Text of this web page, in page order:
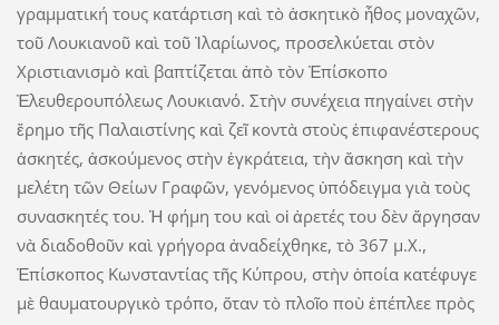
γραμματική τους κατάρτιση καὶ τὸ ἀσκητικὸ ἦθος μοναχῶν,
τοῦ Λουκιανοῦ καὶ τοῦ Ἰλαρίωνος, προσελκύεται στὸν
Χριστιανισμὸ καὶ βαπτίζεται ἀπὸ τὸν Ἐπίσκοπο
Ἐλευθερουπόλεως Λουκιανό. Στὴν συνέχεια πηγαίνει στὴν
ἔρημο τῆς Παλαιστίνης καὶ ζεῖ κοντὰ στοὺς ἐπιφανέστερους
ἀσκητές, ἀσκούμενος στὴν ἐγκράτεια, τὴν ἄσκηση καὶ τὴν
μελέτη τῶν Θείων Γραφῶν, γενόμενος ὑπόδειγμα γιὰ τοὺς
συνασκητές του. Ἡ φήμη του καὶ οἱ ἀρετές του δὲν ἄργησαν
νὰ διαδοθοῦν καὶ γρήγορα ἀναδείχθηκε, τὸ 367 μ.Χ.,
Ἐπίσκοπος Κωνσταντίας τῆς Κύπρου, στὴν ὁποία κατέφυγε
μὲ θαυματουργικὸ τρόπο, ὅταν τὸ πλοῖο ποὺ ἐπέπλεε πρὸς